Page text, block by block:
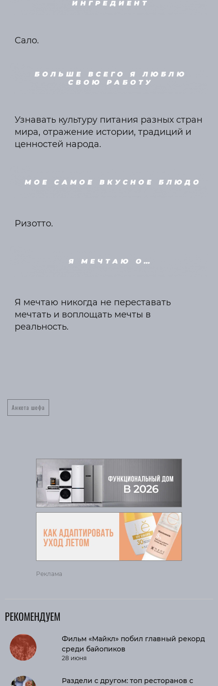
Сало.
Узнавать культуру питания разных стран
мира, отражение истории, традиций и
ценностей народа.
Ризотто.
Я мечтаю никогда не переставать
мечтать и воплощать мечты в
реальность.
Анкета шефа
Реклама
РЕКОМЕНДУЕМ
Фильм «Майкл» побил главный рекорд
среди байопиков
28 июня
Раздели с другом: топ ресторанов с